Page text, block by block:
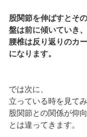
股関節を伸ばすとそ
盤は前に傾いていき、
腰椎は反り返りのカ
になります。
では次に、
立っている時を見てみ
股関節との関係が仰
とは違ってきます。